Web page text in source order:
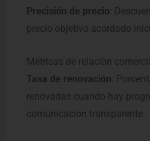
Precisión de precio :
precio objetivo acordado
Métricas de relación
Tasa de renovación :
renovadas cuando hay
comunicación transparente.